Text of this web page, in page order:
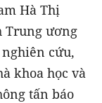
Hà Thị
Trung ương
cứu,
khoa học và
tấn báo